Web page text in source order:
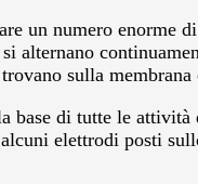
un numero enorme
sulla membrana
di tutte le
elettrodi posti